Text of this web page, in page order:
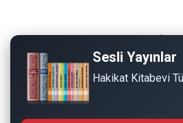
Copyright © 2008 - Dinimiz
Sitemizdeki bilgiler, bütün
hazırlanmıştır. Orijinaline sadık
almaya gerek kalmadan, herkes
edebilir.
Sesli Yayınlar
Hakikat Kitabevi